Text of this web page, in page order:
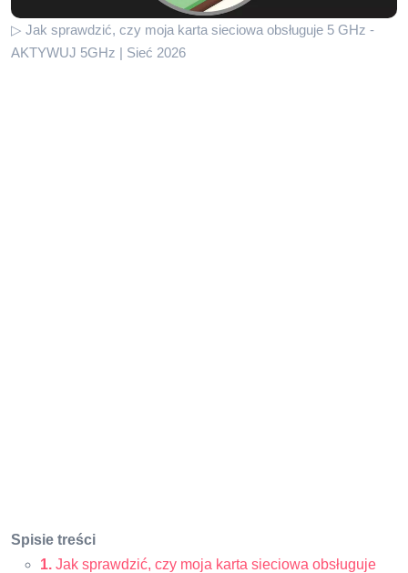
▷ Jak sprawdzić, czy moja karta sieciowa obsługuje 5 GHz -
AKTYWUJ 5GHz | Sieć 2026
Spisie treści
1. Jak sprawdzić, czy moja karta sieciowa obsługuje